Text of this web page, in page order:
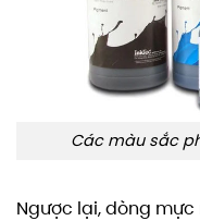
Các màu sắc
Ngược lại, dòng